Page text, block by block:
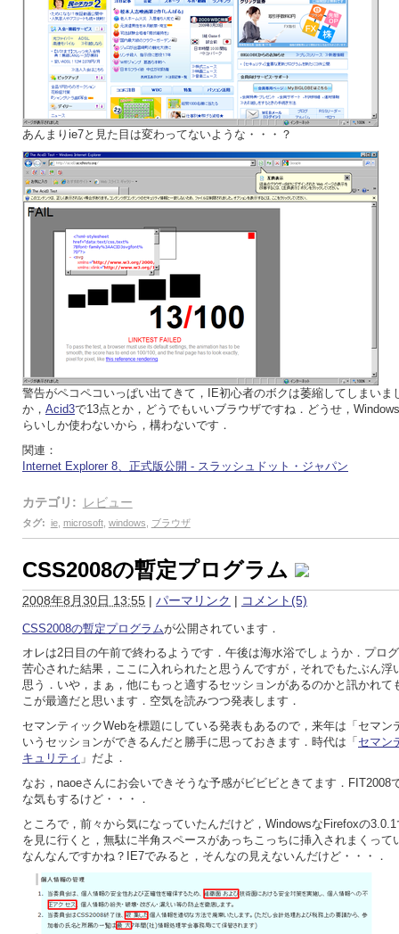
あんまりie7と見た目は変わってないような・・・？
警告がペコペコいっぱい出てきて，IE初心者のボクは萎縮してしまいま
か， Acid3で13点とか，どうでもいいブラウザですね．どうせ，
らいしか使わないから，構わないです．
関連：
Internet Explorer 8、正式版公開 - スラッシュドット・ジャパン
カテゴリ : レビュー
タグ: ie, microsoft, windows ブラウザ
CSS2008の暫定プログラム
2008年8月30日 13:55 | パーマリンク | コメント(5)
CSS2008の暫定プログラムが公開されています．
オレは2日目の午前で終わるようです．午後は海水浴でしょうか．プロ
苦心された結果，ここに入れられたと思うんですが，それでもたぶん浮
思う．いや，まぁ，他にもっと適するセッションがあるのかと訊かれて
こが最適だと思います．空気を読みつつ発表します．
セマンティックWebを標題にしている発表もあるので，来年は「セマン
いうセッションができるんだと勝手に思っておきます．時代は「 セマン
キュリティ 」だよ．
なお，naoeさんにお会いできそうな予感がビビビときてます．FIT2008
な気もするけど・・・．
ところで，前々から気になっていたんだけど，WindowsなFirefoxの
を見に行くと，無駄に半角スペースがあっちこっちに挿入されまくって
なんなんですかね？IE7でみると，そんなの見えないんだけど・・・．